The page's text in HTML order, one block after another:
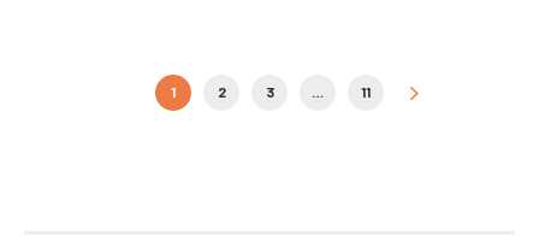
投稿ナビゲーション
1 2 3 … 11 »